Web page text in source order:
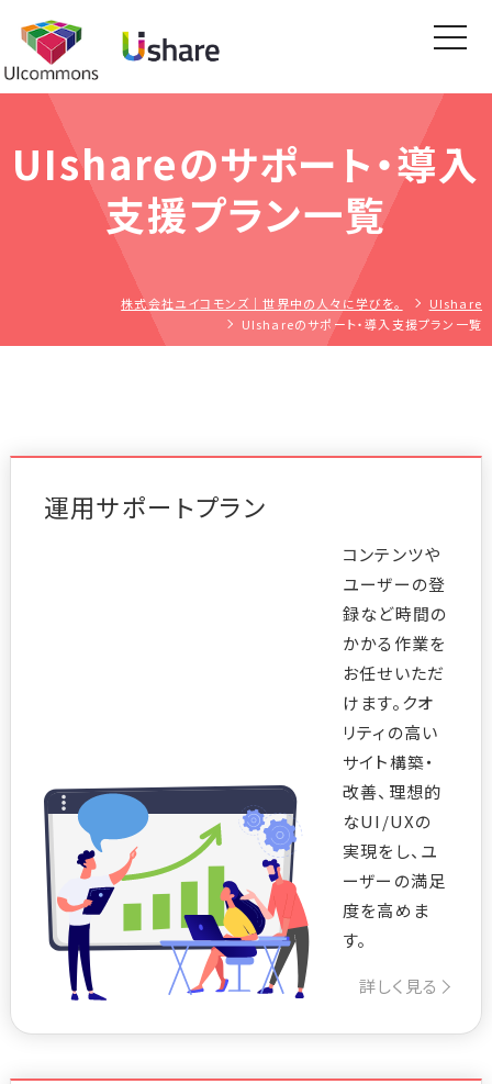
toggle
UIshareのサポート・導入
支援プラン一覧
株式会社ユイコモンズ｜世界中の人々に学びを。
UIshare
UIshareのサポート・導入支援プラン一覧
運用サポートプラン
コンテンツや
ユーザーの登
録など時間の
かかる作業を
お任せいただ
けます。クオ
リティの高い
サイト構築・
改善、理想的
なUI/UXの
実現をし、ユ
ーザーの満足
度を高めま
す。
詳しく見る